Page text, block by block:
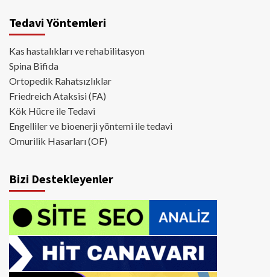
Tedavi Yöntemleri
Kas hastalıkları ve rehabilitasyon
Spina Bifida
Ortopedik Rahatsızlıklar
Friedreich Ataksisi (FA)
Kök Hücre ile Tedavi
Engelliler ve bioenerji yöntemi ile tedavi
Omurilik Hasarları (OF)
Bizi Destekleyenler